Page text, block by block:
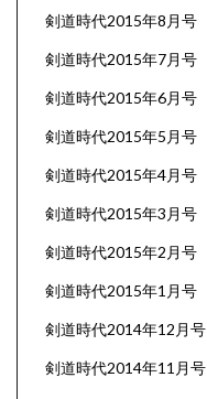
剣道時代2015年8月号
剣道時代2015年7月号
剣道時代2015年6月号
剣道時代2015年5月号
剣道時代2015年4月号
剣道時代2015年3月号
剣道時代2015年2月号
剣道時代2015年1月号
剣道時代2014年12月号
剣道時代2014年11月号